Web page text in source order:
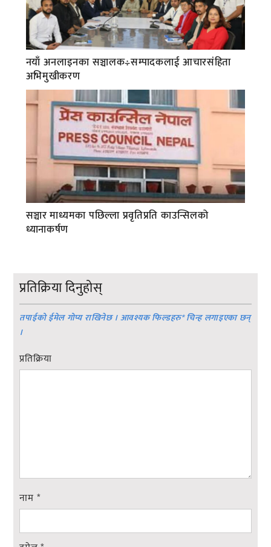
नयाँ अनलाइनका सञ्चालक÷सम्पादकलाई आचारसंहिता
अभिमुखीकरण
सञ्चार माध्यमका पछिल्ला प्रवृतिप्रति काउन्सिलको
ध्यानाकर्षण
प्रतिक्रिया दिनुहोस्
तपाईको ईमेल गोप्य राखिनेछ । आवश्यक फिल्डहरु*चिन्ह लगाइएका छन्
।
प्रतिक्रिया
नाम *